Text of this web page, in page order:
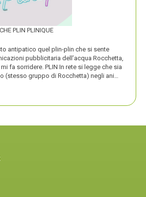
PLIN PLINIQUE
antipatico quel plin-plin che si sente
pubblicitaria dell’acqua Rocchetta,
fa sorridere. PLIN In rete si legge che sia
(stesso gruppo di Rocchetta) negli ani…